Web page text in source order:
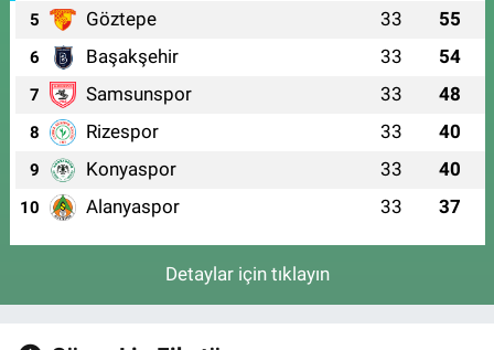
5 Göztepe 33 55
6 Başakşehir 33 54
7 Samsunspor 33 48
8 Rizespor 33 40
9 Konyaspor 33 40
10 Alanyaspor 33 37
Detaylar için tıklayın